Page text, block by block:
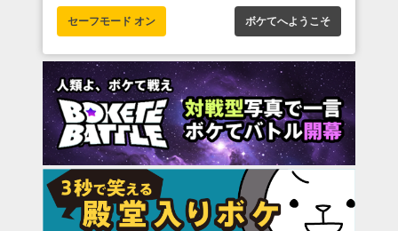
セーフモード オン ボケてへようこそ